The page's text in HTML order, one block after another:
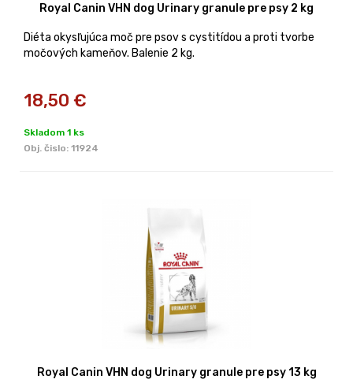
Royal Canin VHN dog Urinary granule pre psy 2 kg
Diéta okysľujúca moč pre psov s cystitídou a proti tvorbe
močových kameňov. Balenie 2 kg.
18,50 €
Skladom 1 ks
Obj. čislo: 11924
Royal Canin VHN dog Urinary granule pre psy 13 kg